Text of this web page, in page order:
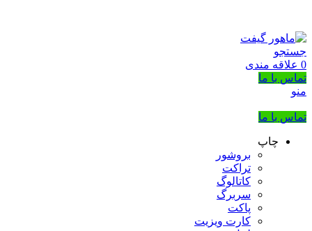
جستجو
0 علاقه مندی
تماس با ما
منو
تماس با ما
چاپ
بروشور
تراکت
کاتالوگ
سربرگ
پاکت
کارت ویزیت